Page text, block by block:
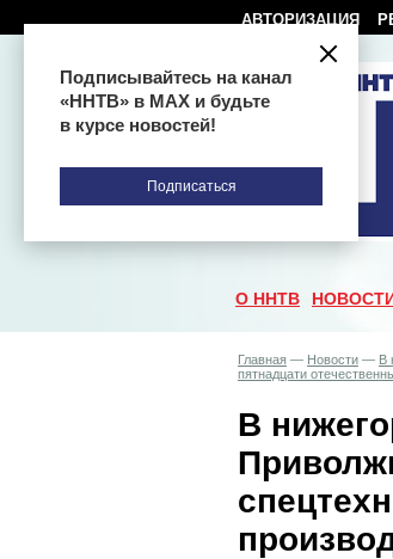
АВТОРИЗАЦИЯ
О ННТВ
Главная — Новости — В
пятнадцати
В
Подписывайтесь на канал
«ННТВ» в МАХ и будьте
в курсе новостей!
Подписаться